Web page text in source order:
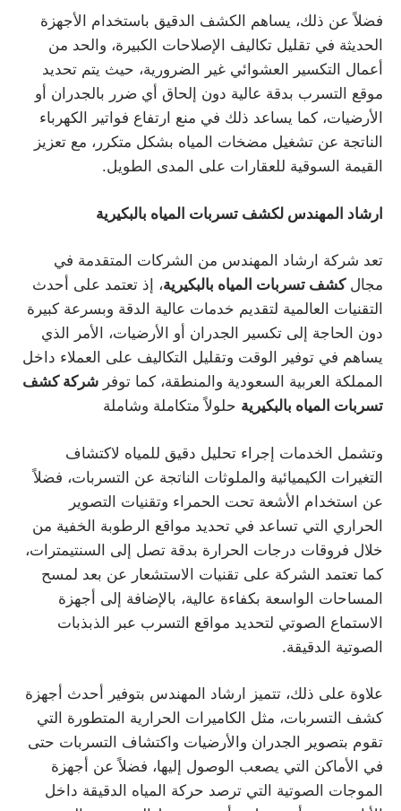
فضلاً عن ذلك، يساهم الكشف الدقيق باستخدام الأجهزة
الحديثة في تقليل تكاليف الإصلاحات الكبيرة، والحد من
أعمال التكسير العشوائي غير الضرورية، حيث يتم تحديد
موقع التسرب بدقة عالية دون إلحاق أي ضرر بالجدران أو
الأرضيات، كما يساعد ذلك في منع ارتفاع فواتير الكهرباء
الناتجة عن تشغيل مضخات المياه بشكل متكرر، مع تعزيز
القيمة السوقية للعقارات على المدى الطويل.
ارشاد المهندس لكشف تسربات المياه بالبكيرية
تعد شركة ارشاد المهندس من الشركات المتقدمة في
مجالكشف تسربات المياه بالبكيرية، إذ تعتمد على أحدث
التقنيات العالمية لتقديم خدمات عالية الدقة وبسرعة كبيرة
دون الحاجة إلى تكسير الجدران أو الأرضيات، الأمر الذي
يساهم في توفير الوقت وتقليل التكاليف على العملاء داخل
المملكة العربية السعودية والمنطقة، كما توفر شركة كشف
تسربات المياه بالبكيرية حلولاً متكاملة وشاملة
وتشمل الخدمات إجراء تحليل دقيق للمياه لاكتشاف
التغيرات الكيميائية والملوثات الناتجة عن التسربات، فضلاً
عن استخدام الأشعة تحت الحمراء وتقنيات التصوير
الحراري التي تساعد في تحديد مواقع الرطوبة الخفية من
خلال فروقات درجات الحرارة بدقة تصل إلى السنتيمترات،
كما تعتمد الشركة على تقنيات الاستشعار عن بعد لمسح
المساحات الواسعة بكفاءة عالية، بالإضافة إلى أجهزة
الاستماع الصوتي لتحديد مواقع التسرب عبر الذبذبات
الصوتية الدقيقة.
علاوة على ذلك، تتميز ارشاد المهندس بتوفير أحدث أجهزة
كشف التسربات، مثل الكاميرات الحرارية المتطورة التي
تقوم بتصوير الجدران والأرضيات واكتشاف التسربات حتى
في الأماكن التي يصعب الوصول إليها، فضلاً عن أجهزة
الموجات الصوتية التي ترصد حركة المياه الدقيقة داخل